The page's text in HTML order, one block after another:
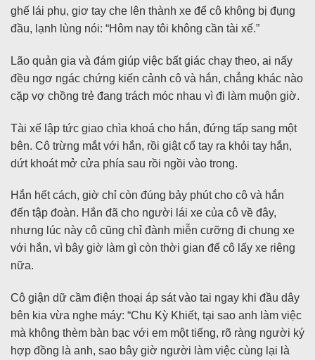
ghế lái phụ, giơ tay che lên thành xe để cô không bị đụng
đầu, lạnh lùng nói: “Hôm nay tôi không cần tài xế.”
Lão quản gia và đám giúp việc bất giác chạy theo, ai nấy
đều ngơ ngác chứng kiến cảnh cô và hắn, chẳng khác nào
cặp vợ chồng trẻ đang trách móc nhau vì đi làm muộn giờ.
Tài xế lập tức giao chìa khoá cho hắn, đứng tấp sang một
bên. Cô trừng mắt với hắn, rồi giật cổ tay ra khỏi tay hắn,
dứt khoát mở cửa phía sau rồi ngồi vào trong.
Hắn hết cách, giờ chỉ còn đúng bảy phút cho cô và hắn
đến tập đoàn. Hắn đã cho người lái xe của cô về đây,
nhưng lúc này cô cũng chỉ đành miễn cưỡng đi chung xe
với hắn, vì bây giờ làm gì còn thời gian để cô lấy xe riêng
nữa.
Cô giận dữ cầm điện thoại áp sát vào tai ngay khi đầu dây
bên kia vừa nghe máy: “Chu Kỳ Khiết, tại sao anh làm việc
mà không thèm bàn bạc với em một tiếng, rõ ràng người ký
hợp đồng là anh, sao bây giờ người làm việc cùng lại là